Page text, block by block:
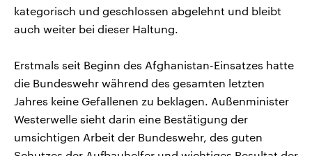
kategorisch und geschlossen abgelehnt und bleibt
auch weiter bei dieser Haltung.
Erstmals seit Beginn des Afghanistan-Einsatzes hatte
die Bundeswehr während des gesamten letzten
Jahres keine Gefallenen zu beklagen. Außenminister
Westerwelle sieht darin eine Bestätigung der
umsichtigen Arbeit der Bundeswehr, des guten